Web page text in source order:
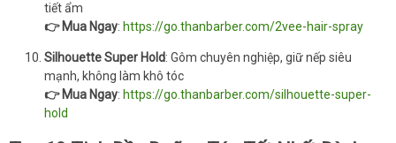
tiết ẩm
👉 Mua Ngay: https://go.thanbarber.com/2vee-hair-spray
Silhouette Super Hold: Gôm chuyên nghiệp, giữ nếp siêu
mạnh, không làm khô tóc
👉 Mua Ngay: https://go.thanbarber.com/silhouette-super-
hold